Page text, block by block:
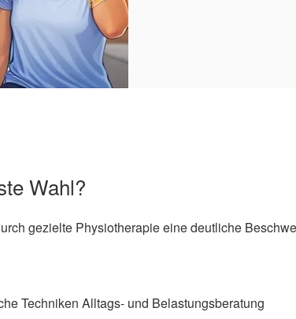
Wahl?
gezielte Physiotherapie eine deutliche
Techniken Alltags- und Belastungsberatung